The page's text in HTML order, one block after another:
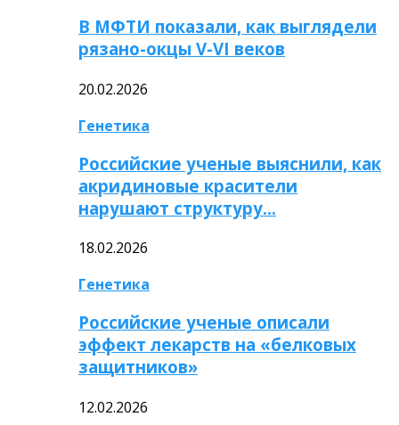
В МФТИ показали, как выглядели
рязано-окцы V-VI веков
20.02.2026
Генетика
Российские ученые выяснили, как
акридиновые красители
нарушают структуру…
18.02.2026
Генетика
Российские ученые описали
эффект лекарств на «белковых
защитников»
12.02.2026